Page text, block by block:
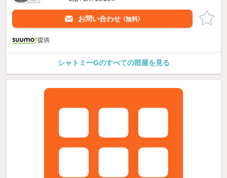
お問い合わせ （無料）
提供
シャトミーGのすべての部屋を見る